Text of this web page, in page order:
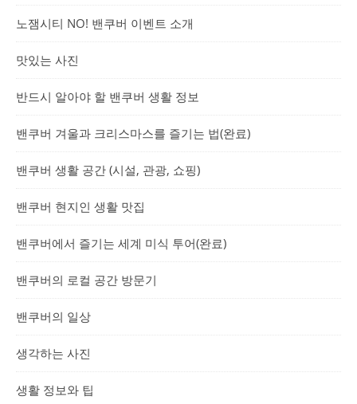
노잼시티 NO! 밴쿠버 이벤트 소개
맛있는 사진
반드시 알아야 할 밴쿠버 생활 정보
밴쿠버 겨울과 크리스마스를 즐기는 법(완료)
밴쿠버 생활 공간 (시설, 관광, 쇼핑)
밴쿠버 현지인 생활 맛집
밴쿠버에서 즐기는 세계 미식 투어(완료)
밴쿠버의 로컬 공간 방문기
밴쿠버의 일상
생각하는 사진
생활 정보와 팁